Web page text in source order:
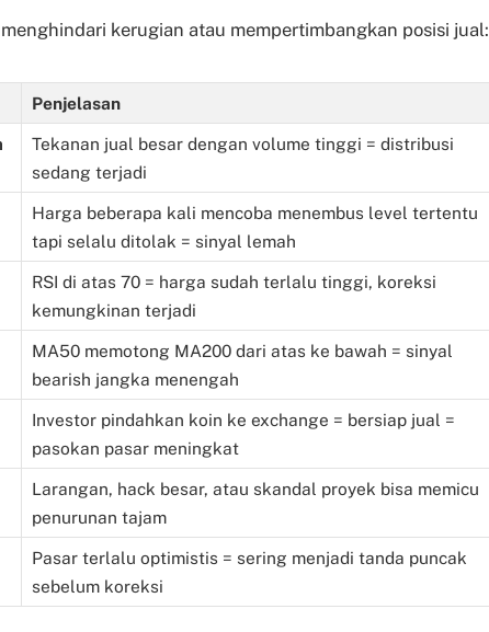
kerugian atau mempertimbangkan posisi jual:
Penjelasan
Tekanan jual besar dengan volume tinggi = distribusi
sedang terjadi
Harga beberapa kali mencoba menembus level tertentu
tapi selalu ditolak = sinyal lemah
RSI di atas 70 = harga sudah terlalu tinggi, koreksi
kemungkinan terjadi
MA50 memotong MA200 dari atas ke bawah = sinyal
bearish jangka menengah
Investor pindahkan koin ke exchange = bersiap jual =
pasokan pasar meningkat
Larangan, hack besar, atau skandal proyek bisa memicu
penurunan tajam
Pasar terlalu optimistis = sering menjadi tanda puncak
sebelum koreksi